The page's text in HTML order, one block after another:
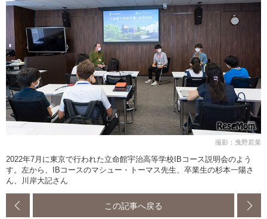
撮影：曳野若菜
2022年7月に東京で行われた立命館宇治高等学校IBコース説明会のよう
す。左から、IBコースのマシュー・トーマス先生、卒業生の杉本一陽さ
ん、川岸大記さん
この記事へ戻る